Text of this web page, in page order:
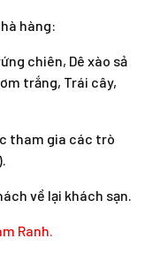
hàng:
chiên, Dê xào sả
trắng, Trái cây,
tham gia các trò
về lại khách sạn.
Ranh.